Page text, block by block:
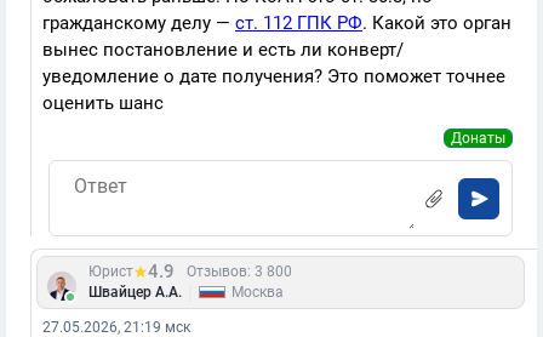
гражданскому делу — ст. 112 ГПК РФ. Какой это орган
вынес постановление и есть ли конверт/
уведомление о дате получения? Это поможет точнее
оценить шанс
Донаты
Юрист 4.9
Отзывов: 3 800
Швайцер А.А.
Москва
27.05.2026, 21:19 мск